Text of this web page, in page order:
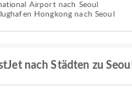
Airport nach Seoul
Hongkong nach Seoul
nach Städten zu Seoul